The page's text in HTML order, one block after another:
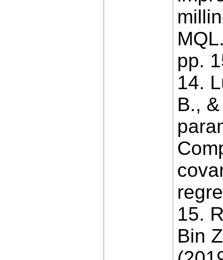
рр.
14.
B.,
15.
Bin